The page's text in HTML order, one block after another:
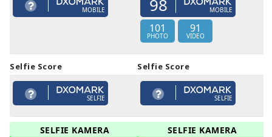
MOBILE
Selfie Score
SELFIE
SELFIE KAMERA
98 MOBILE
101
PHOTO
91
VIDEO
Selfie Score
SELFIE
SELFIE KAMERA